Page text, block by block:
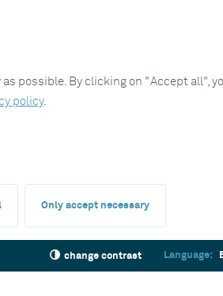
possible. By clicking on "Accept all",
policy.
Only accept necessary
change contrast Language: